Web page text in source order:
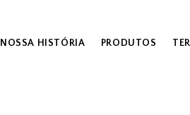
NOSSA HISTÓRIA PRODUTOS